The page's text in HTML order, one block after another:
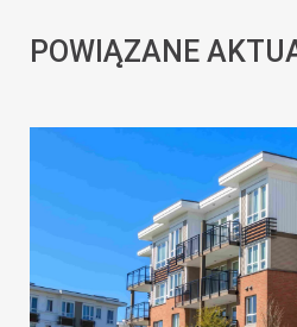
POWIĄZANE